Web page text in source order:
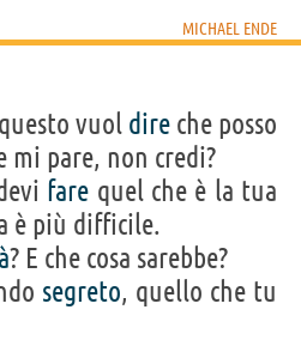
MICHAEL ENDE
vuol direche posso
pare, non credi?
fare quel che è la tua
è più difficile.
? E che cosa sarebbe?
segreto, quello che tu